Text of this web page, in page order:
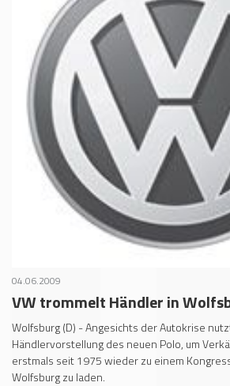
04.06.2009
VW trommelt Händler in
Wolfsburg (D) - Angesichts der Autokrise
Händlervorstellung des neuen Polo, um
erstmals seit 1975 wieder zu einem
Wolfsburg zu laden.